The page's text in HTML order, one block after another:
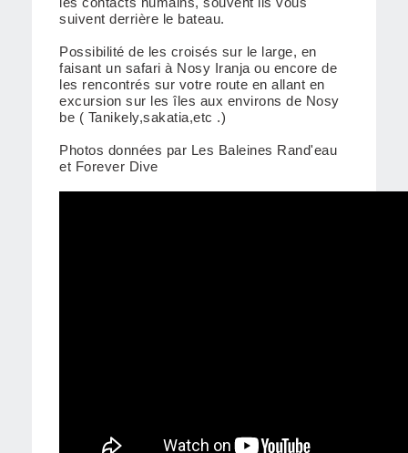
suivent derrière le bateau.
Possibilité de les croisés sur le large, en
faisant un safari à Nosy Iranja ou encore de
les rencontrés sur votre route en allant en
excursion sur les îles aux environs de Nosy
be ( Tanikely,sakatia,etc .)
Photos données par Les Baleines Rand'eau
et Forever Dive